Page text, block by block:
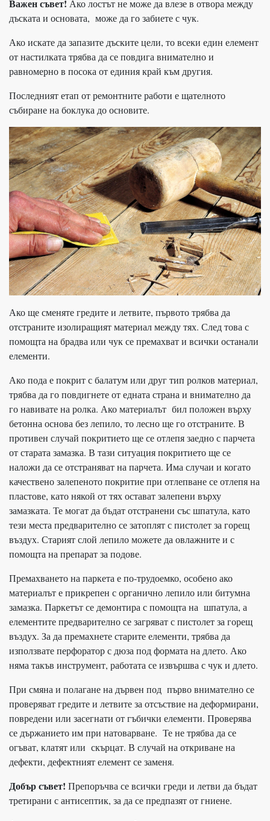
Важен съвет! Ако лостът не може да влезе в отвора между
дъската и основата, може да го забиете с чук.
Ако искате да запазите дъските цели, то всеки един елемент
от настилката трябва да се повдига внимателно и
равномерно в посока от единия край към другия.
Последният етап от ремонтните работи е щателното
събиране на боклука до основите.
Ако ще сменяте гредите и летвите, първото трябва да
отстраните изолиращият материал между тях. След това с
помощта на брадва или чук се премахват и всички останали
елементи.
Ако пода е покрит с балатум или друг тип ролков материал,
трябва да го повдигнете от едната страна и внимателно да
го навивате на ролка. Ако материалът бил положен върху
бетонна основа без лепило, то лесно ще го отстраните. В
противен случай покритието ще се отлепя заедно с парчета
от старата замазка. В тази ситуация покритието ще се
наложи да се отстраняват на парчета. Има случаи и когато
качествено залепеното покритие при отлепване се отлепя на
пластове, като някой от тях остават залепени върху
замазката. Те могат да бъдат отстранени със шпатула, като
тези места предварително се затоплят с пистолет за горещ
въздух. Старият слой лепило можете да овлажните и с
помощта на препарат за подове.
Премахването на паркета е по-трудоемко, особено ако
материалът е прикрепен с органично лепило или битумна
замазка. Паркетът се демонтира с помощта на шпатула, а
елементите предварително се загряват с пистолет за горещ
въздух. За да премахнете старите елементи, трябва да
използвате перфоратор с дюза под формата на длето. Ако
няма такъв инструмент, работата се извършва с чук и длето.
При смяна и полагане на дървен под първо внимателно се
проверяват гредите и летвите за отсъствие на деформирани,
повредени или засегнати от гъбички елементи. Проверява
се държанието им при натоварване. Те не трябва да се
огъват, клатят или скърцат. В случай на откриване на
дефекти, дефектният елемент се заменя.
Добър съвет! Препоръчва се всички греди и летви да бъдат
третирани с антисептик, за да се предпазят от гниене.